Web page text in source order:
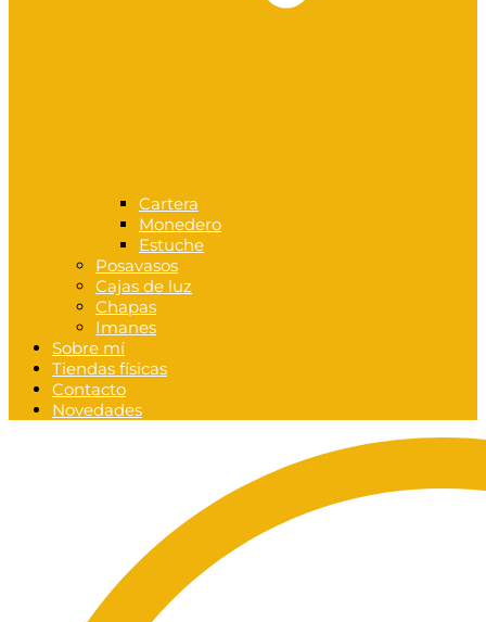
Cartera
Monedero
Estuche
Posavasos
Cajas de luz
Chapas
Imanes
Sobre mí
Tiendas físicas
Contacto
Novedades